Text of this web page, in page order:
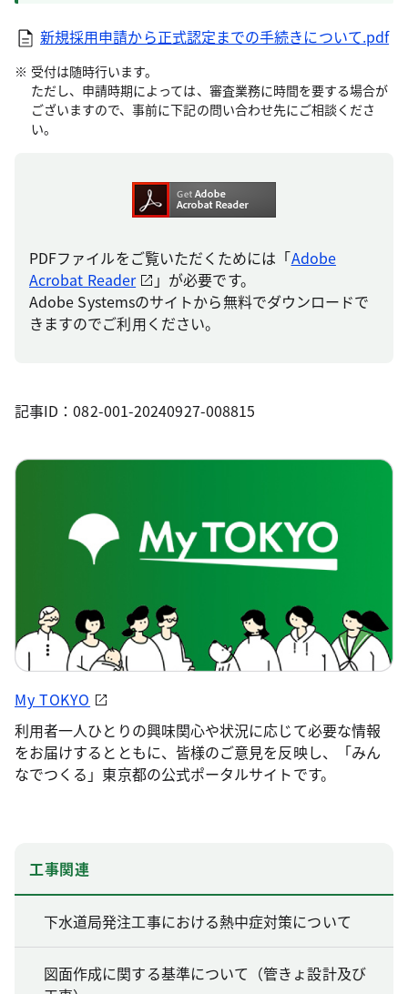
新規採用申請から正式認定までの手続きについて.pdf
受付は随時行います。
ただし、申請時期によっては、審査業務に時間を要する場合が
ございますので、事前に下記の問い合わせ先にご相談くださ
い。
PDFファイルをご覧いただくためには「Adobe
Acrobat Reader
」が必要です。
Adobe Systemsのサイトから無料でダウンロードで
きますのでご利用ください。
記事ID：082-001-20240927-008815
My TOKYO
利用者一人ひとりの興味関心や状況に応じて必要な情報
をお届けするとともに、皆様のご意見を反映し、「みん
なでつくる」東京都の公式ポータルサイトです。
工事関連
下水道局発注工事における熱中症対策について
図面作成に関する基準について（管きょ設計及び